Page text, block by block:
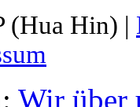
(Hua Hin) |
Wir über